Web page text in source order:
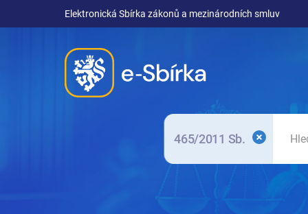
Elektronická Sbírka zákonů a mezinárodních smluv
465/2011 Sb.